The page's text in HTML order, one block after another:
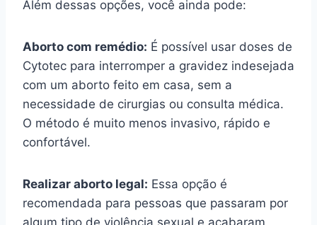
Além dessas opções, você ainda pode:
Aborto com remédio: É possível usar doses de
Cytotec para interromper a gravidez indesejada
com um aborto feito em casa, sem a
necessidade de cirurgias ou consulta médica.
O método é muito menos invasivo, rápido e
confortável.
Realizar aborto legal: Essa opção é
recomendada para pessoas que passaram por
algum tipo de violência sexual e acabaram